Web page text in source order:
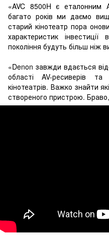
«AVC 8500H є еталонним
багато років ми даємо
старий кінотеатр пора
характеристик
покоління будуть більш ніж
«Denon завжди вдається
області AV-ресиверів
кінотеатрів. Важко знайти
створеного пристрою.